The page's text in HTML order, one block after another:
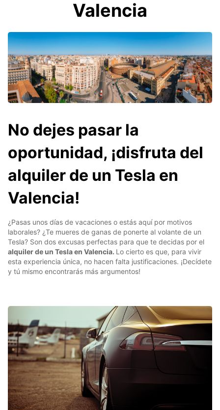
Valencia
No dejes pasar la
oportunidad, ¡disfruta del
alquiler de un Tesla en
Valencia!
¿Pasas unos días de vacaciones o estás aquí por motivos
laborales? ¿Te mueres de ganas de ponerte al volante de un
Tesla? Son dos excusas perfectas para que te decidas por el
alquiler de un Tesla en Valencia. Lo cierto es que, para vivir
esta experiencia única, no hacen falta justificaciones. ¡Decídete
y tú mismo encontrarás más argumentos!